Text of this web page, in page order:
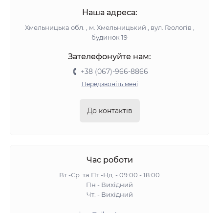
Наша адреса:
Хмельницька обл. , м. Хмельницький , вул. Геологів ,
будинок 19
Зателефонуйте нам:
+38 (067)-966-8866
Передзвоніть мені
До контактів
Час роботи
Вт.-Ср. та Пт.-Нд. - 09:00 - 18:00
Пн - Вихідний
Чт. - Вихідний